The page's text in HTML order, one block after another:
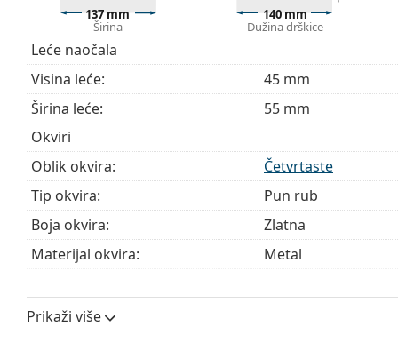
Istražite cijelu ponudu
dioptrijskih naočalakako biste
kupnju naočala
ako trebate pomoć pri odabiru.
Ovo je medicinski proizvod. Prije uporabe pročitajte
137 mm
Širina
140 mm
Dužina drškice
Leće naočala
Visina leće:
45 mm
Širina leće:
55 mm
Okviri
Oblik okvira:
Četvrtaste
Tip okvira:
Pun rub
Boja okvira:
Zlatna
Materijal okvira:
Metal
Širina:
Prikaži više